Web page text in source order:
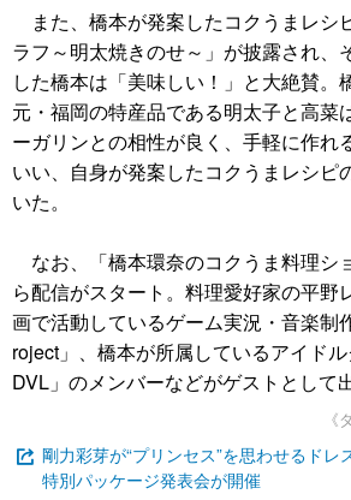
また、橋本が発案したコクうまレシ
ラフ～明太焼きのせ～」が披露され、
した橋本は「美味しい！」と大絶賛。
元・福岡の特産品である明太子と高菜
ーガリンとの相性が良く、手軽に作れ
いい、自身が発案したコクうまレシピ
いた。
なお、「橋本環奈のコクうま料理シ
ら配信がスタート。料理愛好家の平野
画で活動しているゲーム実況・音楽制
roject」、橋本が所属しているアイド
DVL」のメンバーなどがゲストとして
《
剛力彩芽が“プリンセス”を思わせるドレ
特別パッケージ発表会が開催